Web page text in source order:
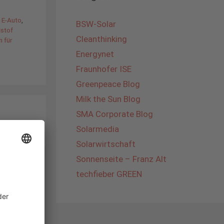
Auto
für
BSW-Solar
Cleanthinking
Energynet
Fraunhofer ISE
Greenpeace Blog
Milk the Sun Blog
SMA Corporate Blog
Solarmedia
Solarwirtschaft
Sonnenseite – Franz Alt
techfieber GREEN